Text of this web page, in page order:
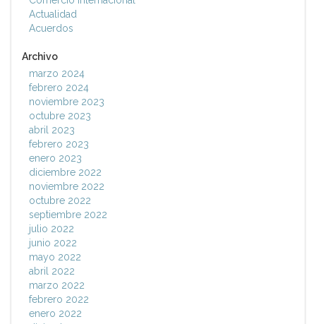
Actualidad
Acuerdos
Archivo
marzo 2024
febrero 2024
noviembre 2023
octubre 2023
abril 2023
febrero 2023
enero 2023
diciembre 2022
noviembre 2022
octubre 2022
septiembre 2022
julio 2022
junio 2022
mayo 2022
abril 2022
marzo 2022
febrero 2022
enero 2022